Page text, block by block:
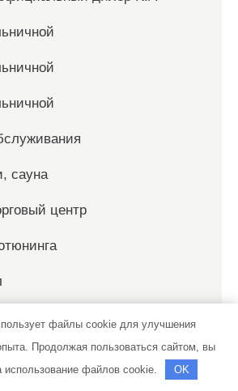
сауна
центр
банно-прачечный трест,
сеть салонов эксклюзивных
файлы cookie для улучшения
Продолжая пользоваться сайтом, вы
использование файлов cookie.
OK